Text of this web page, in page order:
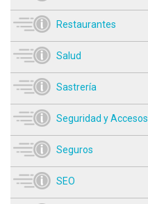
Restaurantes
Salud
Sastrería
Seguridad y Accesos
Seguros
SEO